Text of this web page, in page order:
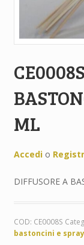
ML
Accedio
DIFFUSORE A
COD: CE0008S
bastoncini e spray